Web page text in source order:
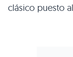
clásico puesto